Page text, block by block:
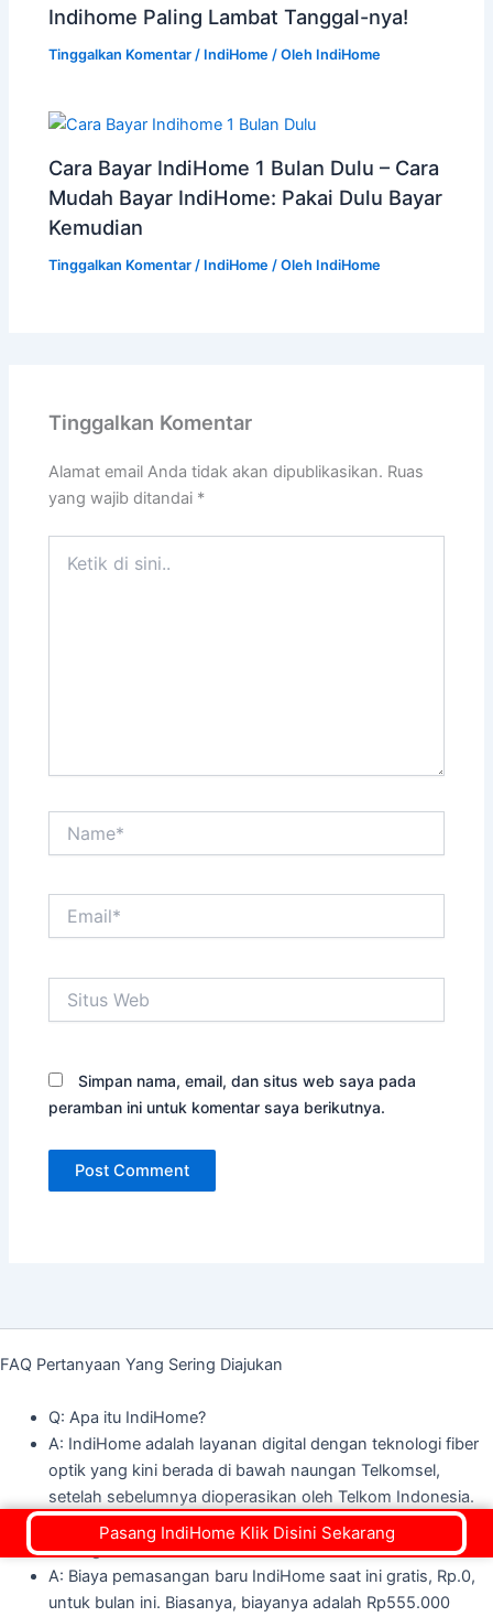
Indihome Paling Lambat Tanggal-nya!
Tinggalkan Komentar / IndiHome / Oleh IndiHome
Cara Bayar IndiHome 1 Bulan Dulu – Cara
Mudah Bayar IndiHome: Pakai Dulu Bayar
Kemudian
Tinggalkan Komentar / IndiHome / Oleh IndiHome
Tinggalkan Komentar
Alamat email Anda tidak akan dipublikasikan. Ruas
yang wajib ditandai *
Web
Simpan nama, email, dan situs web saya pada
peramban ini untuk komentar saya berikutnya.
FAQ Pertanyaan Yang Sering Diajukan
Q: Apa itu IndiHome?
A: IndiHome adalah layanan digital dengan teknologi fiber
optik yang kini berada di bawah naungan Telkomsel,
setelah sebelumnya dioperasikan oleh Telkom Indonesia.
Q: Berapa biaya pasang IndiHome setelah teknisi IndiHome
datang?
A: Biaya pemasangan baru IndiHome saat ini gratis, Rp.0,
untuk bulan ini. Biasanya, biayanya adalah Rp555.000
Pasang IndiHome Klik Disini Sekarang